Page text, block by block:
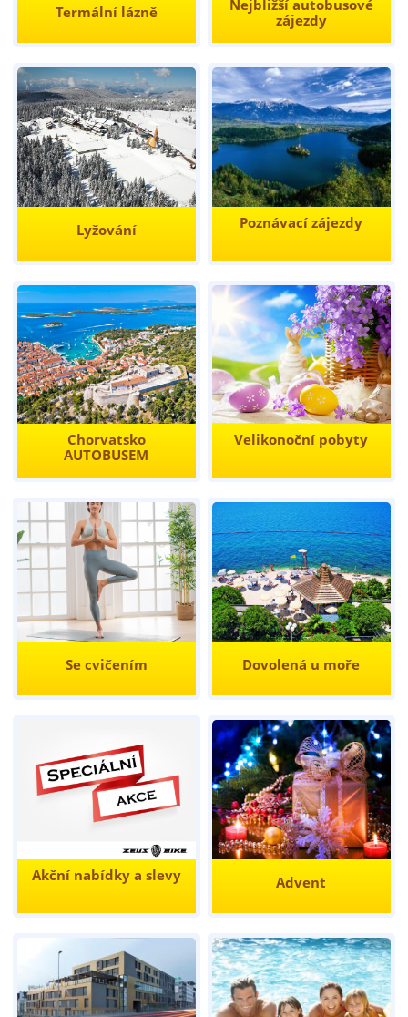
Termální lázně
Nejbližší autobusové
zájezdy
Lyžování Poznávací zájezdy
Chorvatsko
AUTOBUSEM
Velikonoční pobyty
Se cvičením Dovolená u moře
Akční nabídky a slevy Advent